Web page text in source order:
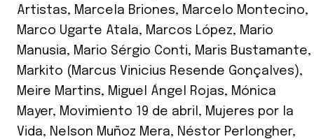
Artistas, Marcela Briones, Marcelo Montecino,
Marco Ugarte Atala, Marcos López, Mario
Manusia, Mario Sérgio Conti, Maris Bustamante,
Markito (Marcus Vinicius Resende Gonçalves),
Meire Martins, Miguel Ángel Rojas, Mónica
Mayer, Movimiento 19 de abril , Mujeres por la
Vida, Nelson Muñoz Mera, Néstor Perlongher,